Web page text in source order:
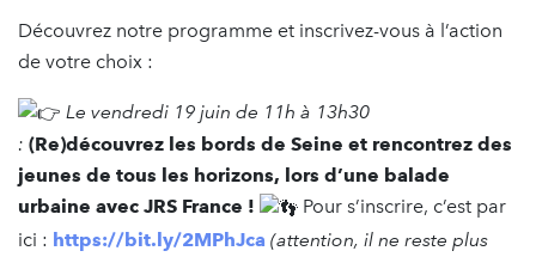
Découvrez notre programme et inscrivez-vous à l’action
de votre choix :
Le vendredi 19 juin de 11h à 13h30
: (Re)découvrez les bords de Seine et rencontrez des
jeunes de tous les horizons, lors d’une balade
urbaine avec JRS France !
Pour s’inscrire, c’est par
ici : https://bit.ly/2MPhJca (attention, il ne reste plus